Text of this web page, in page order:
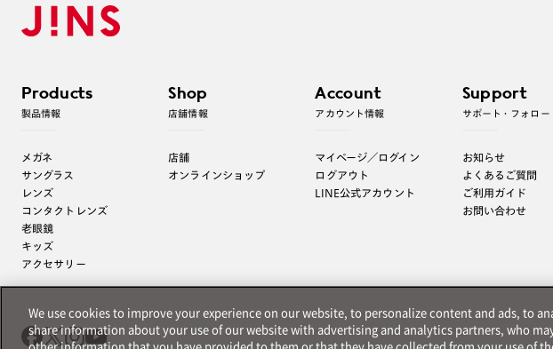
Products
製品情報
メガネ
サングラス
レンズ
コンタクトレンズ
老眼鏡
キッズ
アクセサリー
Shop
店舗情報
店舗
オンラインショップ
Account
アカウント情報
マイページ／ログイン
ログアウト
LINE公式アカウント
Support
サポート・フォロー
お知らせ
よくあるご質問
ご利用ガイド
お問い合わせ
We use cookies to improve your experience on our website, to personalize content and ads, to
share information about your use of our website with advertising and analytics partners, who